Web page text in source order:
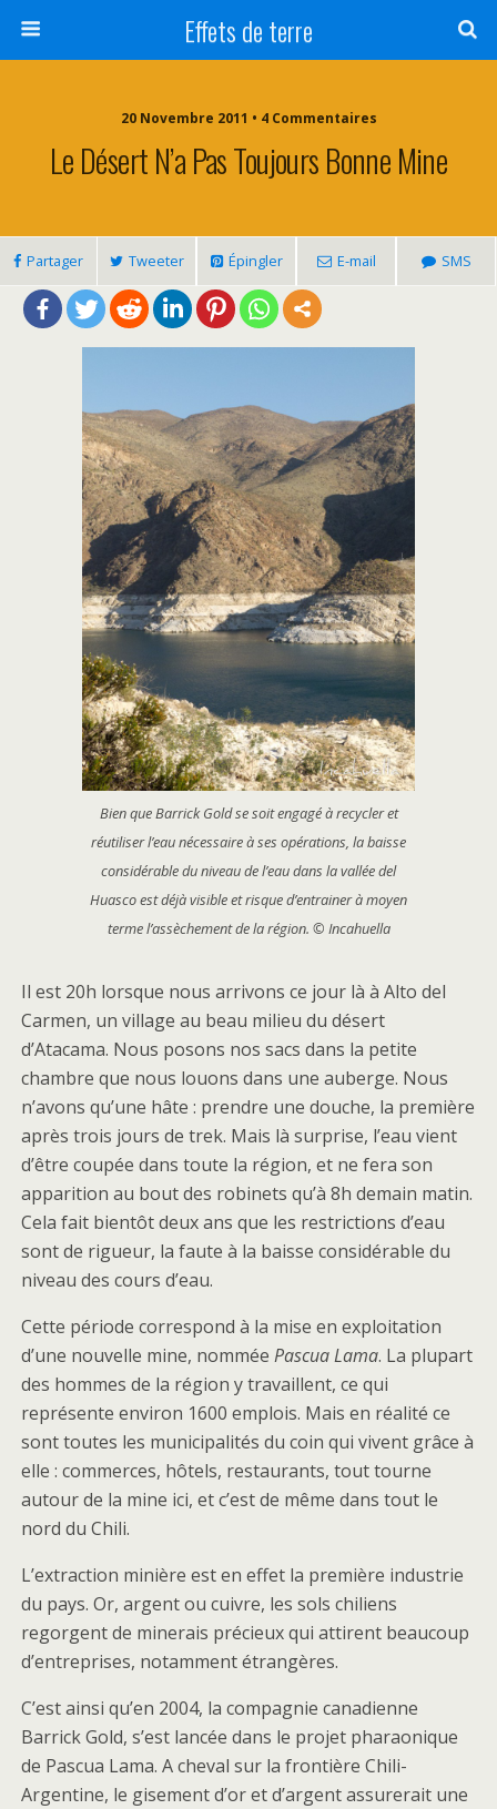
Effets de terre
20 Novembre 2011 • 4 Commentaires
Le Désert N’a Pas Toujours Bonne Mine
Partager Tweeter Épingler E-mail SMS
Bien que Barrick Gold se soit engagé à recycler et
réutiliser l’eau nécessaire à ses opérations, la baisse
considérable du niveau de l’eau dans la vallée del
Huasco est déjà visible et risque d’entrainer à moyen
terme l’assèchement de la région. © Incahuella
Il est 20h lorsque nous arrivons ce jour là à Alto del
Carmen, un village au beau milieu du désert
d’Atacama. Nous posons nos sacs dans la petite
chambre que nous louons dans une auberge. Nous
n’avons qu’une hâte : prendre une douche, la première
après trois jours de trek. Mais là surprise, l’eau vient
d’être coupée dans toute la région, et ne fera son
apparition au bout des robinets qu’à 8h demain matin.
Cela fait bientôt deux ans que les restrictions d’eau
sont de rigueur, la faute à la baisse considérable du
niveau des cours d’eau.
Cette période correspond à la mise en exploitation
d’une nouvelle mine, nommée Pascua Lama. La plupart
des hommes de la région y travaillent, ce qui
représente environ 1600 emplois. Mais en réalité ce
sont toutes les municipalités du coin qui vivent grâce à
elle : commerces, hôtels, restaurants, tout tourne
autour de la mine ici, et c’est de même dans tout le
nord du Chili.
L’extraction minière est en effet la première industrie
du pays. Or, argent ou cuivre, les sols chiliens
regorgent de minerais précieux qui attirent beaucoup
d’entreprises, notamment étrangères.
C’est ainsi qu’en 2004, la compagnie canadienne
Barrick Gold, s’est lancée dans le projet pharaonique
de Pascua Lama. A cheval sur la frontière Chili-
Argentine, le gisement d’or et d’argent assurerait une